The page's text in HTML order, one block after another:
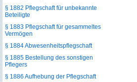
§ 1882 Pflegschaft für unbekannte
Beteiligte
§ 1883 Pflegschaft für gesammeltes
Vermögen
§ 1884 Abwesenheitspflegschaft
§ 1885 Bestellung des sonstigen
Pflegers
§ 1886 Aufhebung der Pflegschaft